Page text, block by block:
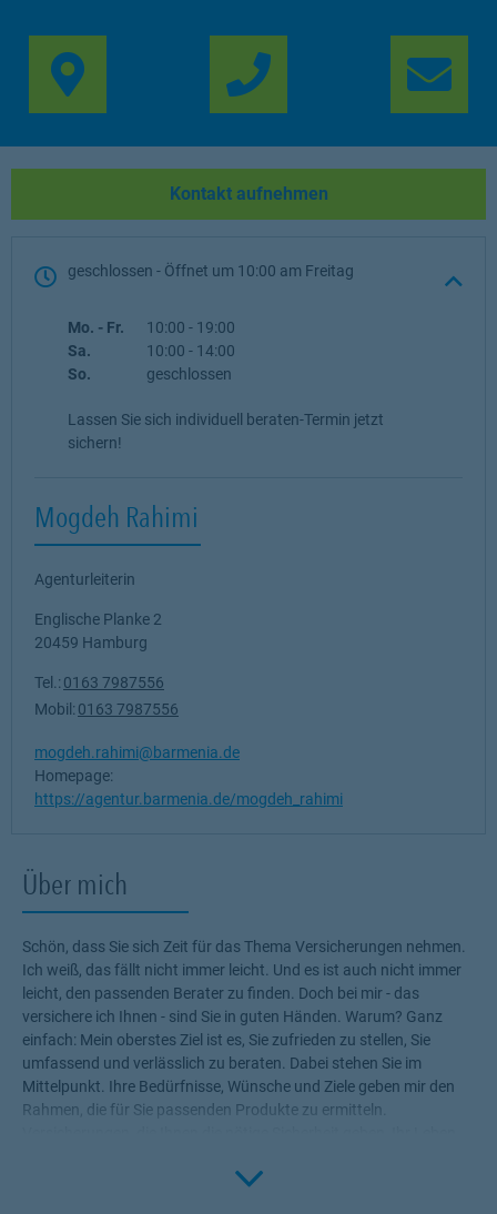
Link Opens in New
Über mich
Schön, dass Sie sich Zeit für das Thema Versicherungen nehmen.
Ich weiß, das fällt nicht immer leicht. Und es ist auch nicht immer
leicht, den passenden Berater zu finden. Doch bei mir - das
versichere ich Ihnen - sind Sie in guten Händen. Warum? Ganz
einfach: Mein oberstes Ziel ist es, Sie zufrieden zu stellen, Sie
umfassend und verlässlich zu beraten. Dabei stehen Sie im
Mittelpunkt. Ihre Bedürfnisse, Wünsche und Ziele geben mir den
Rahmen, die für Sie passenden Produkte zu ermitteln.
Fachwissen, meiner Begeisterung für alle Fragen rund um das
Click to
Kontakt aufnehmen
geschlossen - Öffnet um 10:00 Freitag
Wochentag Öffnungszeiten
Mo. - Fr. 10:00 - 19:00
Sa.
10:00 - 14:00
So.
geschlossen
Lassen Sie sich individuell beraten-Termin jetzt
sichern!
Mogdeh Rahimi
Agenturleiterin
Englische Planke 2
20459 Hamburg
Tel.: 0163 7987556
Mobil: 0163 7987556
mogdeh.rahimi@barmenia.de
Homepage:
https://agentur.barmenia.de/mogdeh_rahimi